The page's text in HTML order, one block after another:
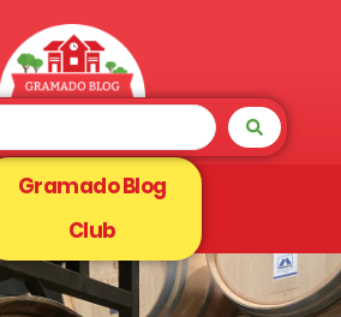
Gramado Blog
Club